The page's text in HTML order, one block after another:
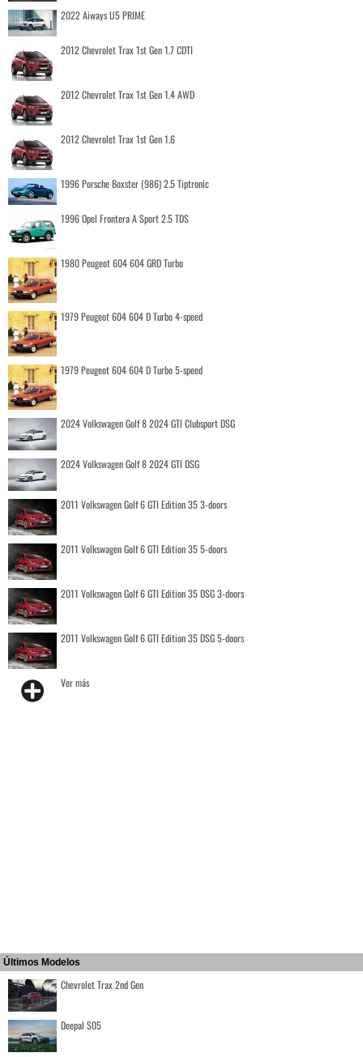
2022 Aiways U5 PRIME
2012 Chevrolet Trax 1st Gen 1.7 CDTI
2012 Chevrolet Trax 1st Gen 1.4 AWD
2012 Chevrolet Trax 1st Gen 1.6
1996 Porsche Boxster (986) 2.5 Tiptronic
1996 Opel Frontera A Sport 2.5 TDS
1980 Peugeot 604 604 GRD Turbo
1979 Peugeot 604 604 D Turbo 4-speed
1979 Peugeot 604 604 D Turbo 5-speed
2024 Volkswagen Golf 8 2024 GTI Clubsport DSG
2024 Volkswagen Golf 8 2024 GTI DSG
2011 Volkswagen Golf 6 GTI Edition 35 3-doors
2011 Volkswagen Golf 6 GTI Edition 35 5-doors
2011 Volkswagen Golf 6 GTI Edition 35 DSG 3-doors
2011 Volkswagen Golf 6 GTI Edition 35 DSG 5-doors
Ver más
Últimos Modelos
Chevrolet Trax 2nd Gen
Deepal S05